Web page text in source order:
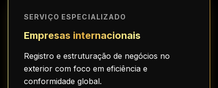
SERVIÇO ESPECIALIZADO
Empresas internacionais
Registro e estruturação de negócios no
exterior com foco em eficiência e
conformidade global.